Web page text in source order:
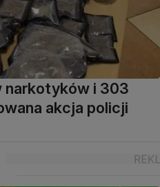
narkotyków i 303
akcja policji